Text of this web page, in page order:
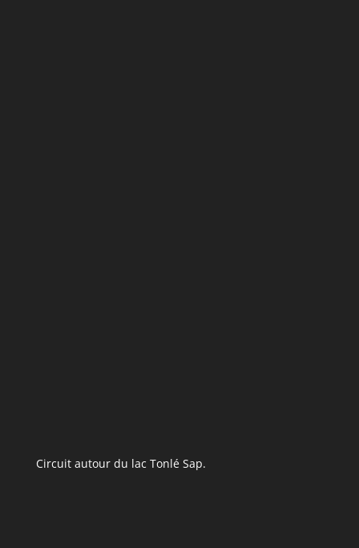
Circuit autour du lac Tonlé Sap.